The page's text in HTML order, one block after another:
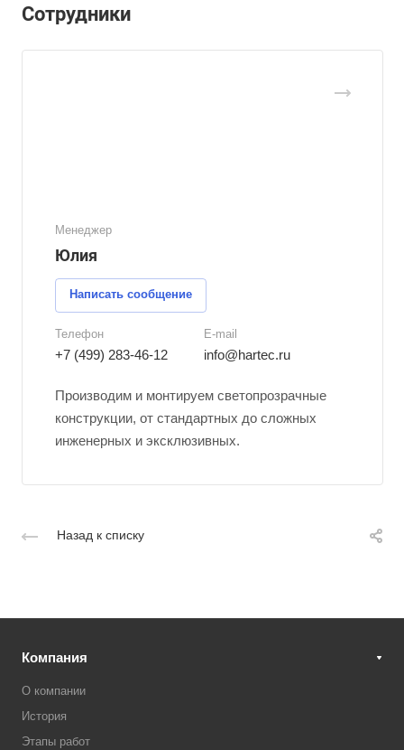
Сотрудники
Менеджер
Юлия
Написать сообщение
Телефон
+7 (499) 283-46-12
E-mail
info@hartec.ru
Производим и монтируем светопрозрачные
конструкции, от стандартных до сложных
инженерных и эксклюзивных.
Назад к списку
Компания
О компании
История
Этапы работ